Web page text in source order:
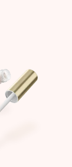
:
DT.
est :
19,000 DT.